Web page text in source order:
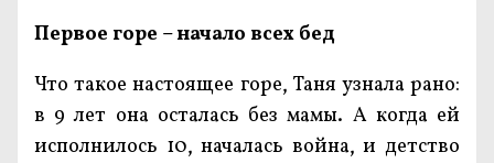
Первое горе – начало всех бед
Что такое настоящее горе, Таня узнала рано:
в 9 лет она осталась без мамы. А когда ей
исполнилось 10, началась война, и детство